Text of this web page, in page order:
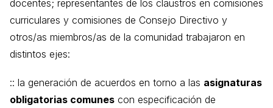
docentes; representantes de los claustros en comisiones
curriculares y comisiones de Consejo Directivo y
otros/as miembros/as de la comunidad trabajaron en
distintos ejes:
:: la generación de acuerdos en torno a las asignaturas
obligatorias comunes con especificación de